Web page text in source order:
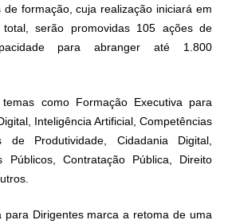
formação, cuja realização iniciará em
serão promovidas 105 ações de
para abranger até 1.800
como Formação Executiva para
Inteligência Artificial, Competências
de Produtividade, Cidadania Digital,
Públicos, Contratação Pública, Direito
para Dirigentes marca a retoma de uma